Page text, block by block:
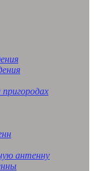
антенну